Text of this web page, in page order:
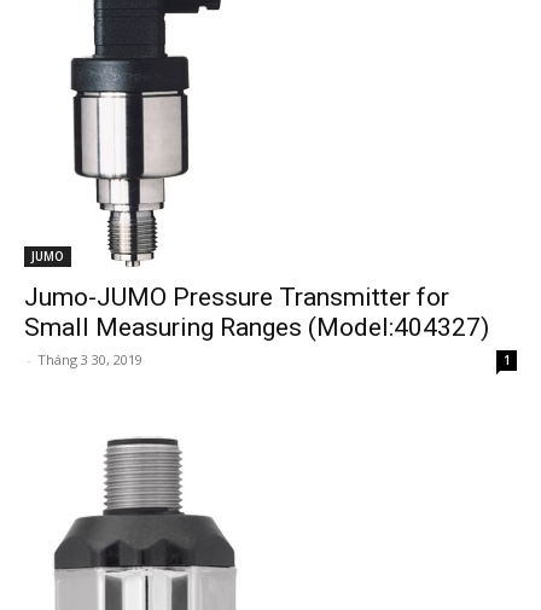
JUMO
Jumo-JUMO Pressure Transmitter for
Small Measuring Ranges (Model:404327)
- Tháng 3 30, 2019 1